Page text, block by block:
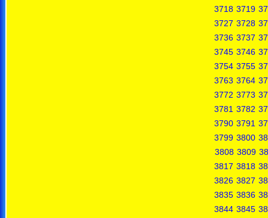
3718 3719
3727 3728
3736 3737
3745 3746
3754 3755
3763 3764
3772 3773
3781 3782
3790 3791
3799 3800
3808 3809
3817 3818
3826 3827
3835 3836
3844 3845